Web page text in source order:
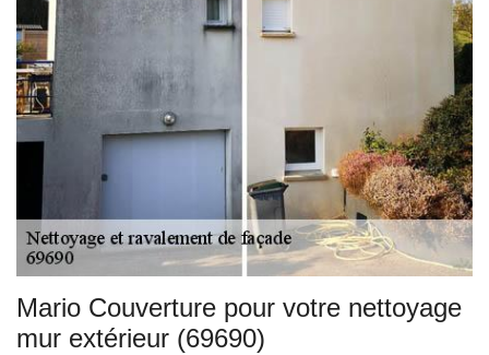
Mario Couverture pour votre nettoyage
mur extérieur (69690)